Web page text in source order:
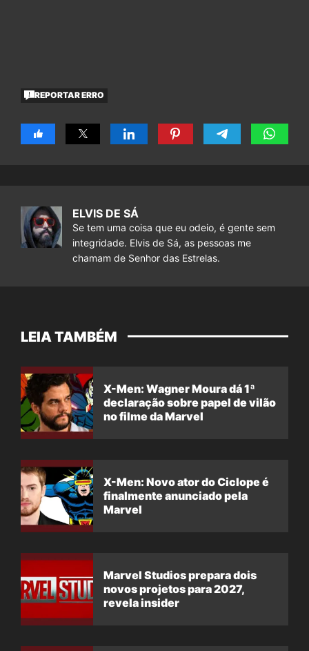
REPORTAR ERRO
ELVIS DE SÁ
Se tem uma coisa que eu odeio, é gente sem
integridade. Elvis de Sá, as pessoas me
chamam de Senhor das Estrelas.
LEIA TAMBÉM
X-Men: Wagner Moura dá 1ª
declaração sobre papel de vilão
no filme da Marvel
X-Men: Novo ator do Ciclope é
finalmente anunciado pela
Marvel
Marvel Studios prepara dois
novos projetos para 2027,
revela insider